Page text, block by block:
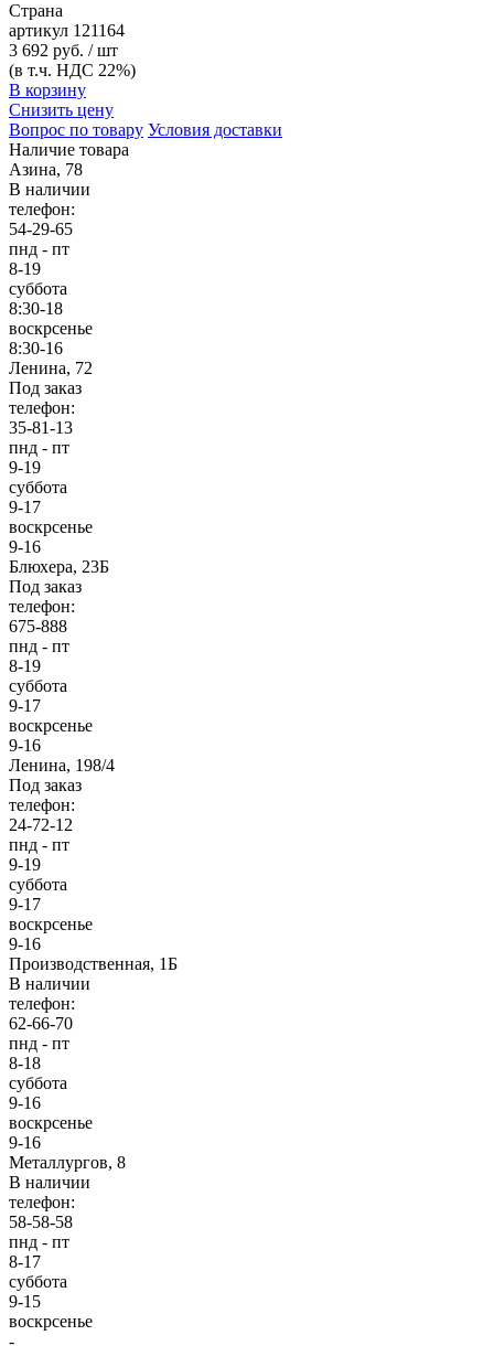
Страна
артикул 121164
3 692 руб. / шт
(в т.ч. НДС 22%)
В корзину
Снизить цену
Вопрос по товару Условия доставки
Наличие товара
Азина, 78
В наличии
телефон:
54-29-65
пнд - пт
8-19
суббота
8:30-18
воскрсенье
8:30-16
Ленина, 72
Под заказ
телефон:
35-81-13
пнд - пт
9-19
суббота
9-17
воскрсенье
9-16
Блюхера, 23Б
Под заказ
телефон:
675-888
пнд - пт
8-19
суббота
9-17
воскрсенье
9-16
Ленина, 198/4
Под заказ
телефон:
24-72-12
пнд - пт
9-19
суббота
9-17
воскрсенье
9-16
Производственная, 1Б
В наличии
телефон:
62-66-70
пнд - пт
8-18
суббота
9-16
воскрсенье
9-16
Металлургов, 8
В наличии
телефон:
58-58-58
пнд - пт
8-17
суббота
9-15
воскрсенье
-